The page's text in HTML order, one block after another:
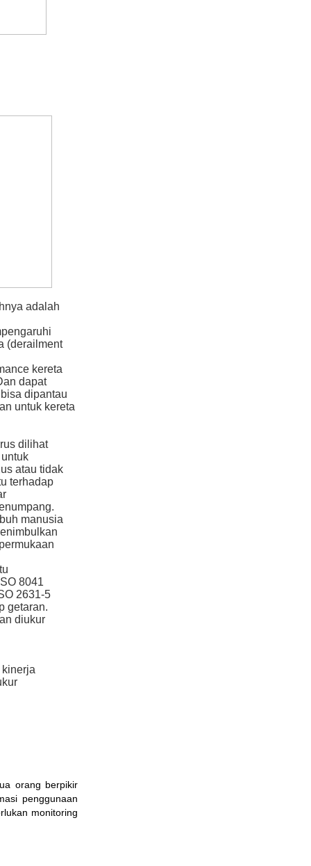
adalah
(derailment
kereta
dapat
dipantau
untuk kereta
dilihat
atau tidak
terhadap
manusia
8041
2631-5
getaran.
diukur
orang berpikir
penggunaan
monitoring